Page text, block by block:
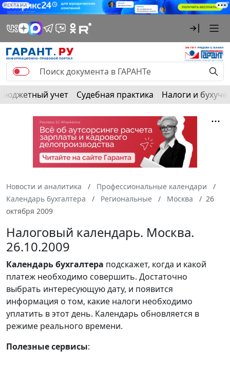
РЕКЛАМА
Бюджетный учет Судебная практика Налоги и
Новости и аналитика
Профессиональные календари
Календарь бухгалтера
Региональные Москва
26
октября 2009
Налоговый календарь. Москва.
26.10.2009
Календарьбухгалтера подскажет, когда и какой
платеж необходимо совершить. Достаточно
выбрать интересующую дату, и появится
информация о том, какие налоги необходимо
уплатить в этот день. Календарь обновляется в
режиме реального времени.
Полезные сервисы: